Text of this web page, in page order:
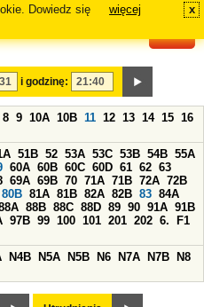
Dowiedz się
więcej x
i godzinę:
8 9 10A 10B 11 12 13 14 15 16
51B 52 53A 53C 53B 54B 55A
60A 60B 60C 60D 61 62 63
69A 69B 70 71A 71B 72A 72B
80B 81A 81B 82A 82B 83 84A
88B 88C 88D 89 90 91A 91B
97B 99 100 101 201 202 6.
F1
N4B N5A N5B N6 N7A N7B
N8